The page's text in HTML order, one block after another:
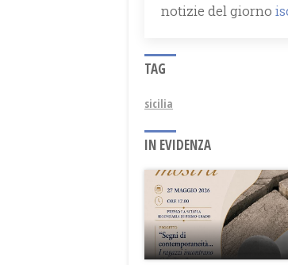
notizie del giorno
TAG
sicilia
IN EVIDENZA